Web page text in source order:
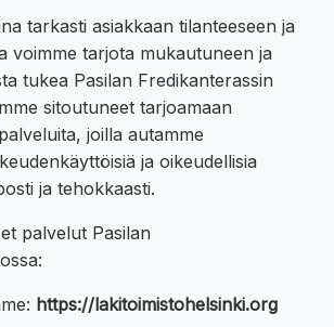
tarkasti asiakkaan tilanteeseen ja
voimme tarjota mukautuneen ja
tukea Pasilan Fredikanterassin
sitoutuneet tarjoamaan
joilla autamme
ja oikeudellisia
ja tehokkaasti.
palvelut Pasilan
https://lakitoimistohelsinki.org